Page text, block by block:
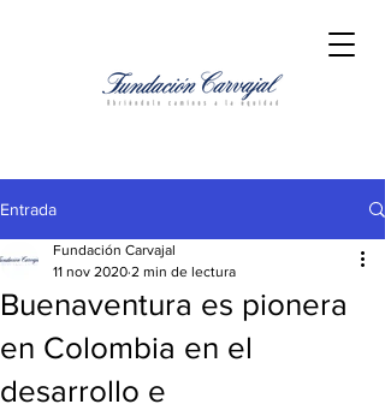
Entrada
Buenaventura es pionera
en Colombia en el
desarrollo e
Fundación Carvajal
11 nov 2020 2 min de lectura